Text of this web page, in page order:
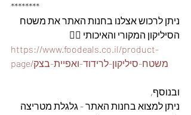
********
ניתן לרכוש אצלנו בחנות האתר את משטח
הסיליקון המקורי והאיכותי 👇🏽
https://www.foodeals.co.il/product-
page/משטח-סיליקון-לרידוד-ואפיית-בצק
ובנוסף,
ניתן למצוא בחנות האתר - גלגלת מטריצה